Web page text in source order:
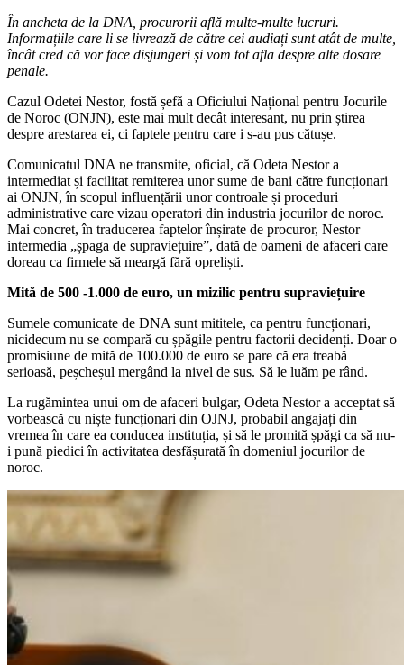
În ancheta de la DNA, procurorii află multe-multe lucruri.
Informațiile care li se livrează de către cei audiați sunt atât de multe,
încât cred că vor face disjungeri și vom tot afla despre alte dosare
penale.
Cazul Odetei Nestor, fostă șefă a Oficiului Național pentru Jocurile
de Noroc (ONJN), este mai mult decât interesant, nu prin știrea
despre arestarea ei, ci faptele pentru care i s-au pus cătușe.
Comunicatul DNA ne transmite, oficial, că Odeta Nestor a
intermediat și facilitat remiterea unor sume de bani către funcționari
ai ONJN, în scopul influențării unor controale și proceduri
administrative care vizau operatori din industria jocurilor de noroc.
Mai concret, în traducerea faptelor înșirate de procuror, Nestor
intermedia „șpaga de supraviețuire”, dată de oameni de afaceri care
doreau ca firmele să meargă fără opreliști.
Mită de 500 -1.000 de euro, un mizilic pentru supraviețuire
Sumele comunicate de DNA sunt mititele, ca pentru funcționari,
nicidecum nu se compară cu șpăgile pentru factorii decidenți. Doar o
promisiune de mită de 100.000 de euro se pare că era treabă
serioasă, peșcheșul mergând la nivel de sus. Să le luăm pe rând.
La rugămintea unui om de afaceri bulgar, Odeta Nestor a acceptat să
vorbească cu niște funcționari din OJNJ, probabil angajați din
vremea în care ea conducea instituția, și să le promită șpăgi ca să nu-
i pună piedici în activitatea desfășurată în domeniul jocurilor de
noroc.